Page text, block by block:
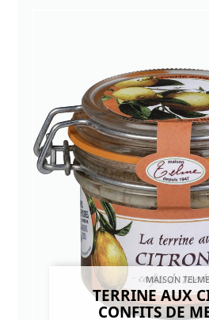
MAISON TELME
TERRINE AUX
CONFITS DE